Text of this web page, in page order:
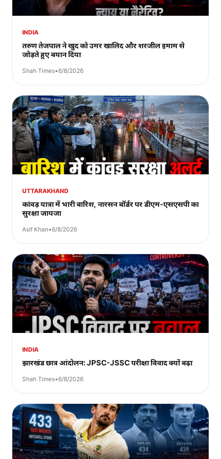
INDIA
तरुण तेजपाल ने खुद को उमर खालिद और शरजील इमाम से
जोड़ते हुए बयान दिया
Shah Times•6/8/2026
UTTARAKHAND
कांवड़ यात्रा में भारी बारिश, नारसन बॉर्डर पर डीएम-एसएसपी का
सुरक्षा जायजा
Asif Khan•6/8/2026
INDIA
झारखंड छात्र आंदोलन: JPSC-JSSC परीक्षा विवाद क्यों बढ़ा
Shah Times•6/8/2026